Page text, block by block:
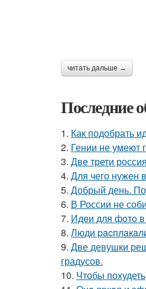
читать дальше →
Последние
1. Как подобрать
2. Гении не умеют
3. Две трети
4. Для чего нужен
5. Добрый день.
6. В России не
7. Идeи для фoтo в
8. Люди
9. Две девушки
градусов.
10. Чтобы